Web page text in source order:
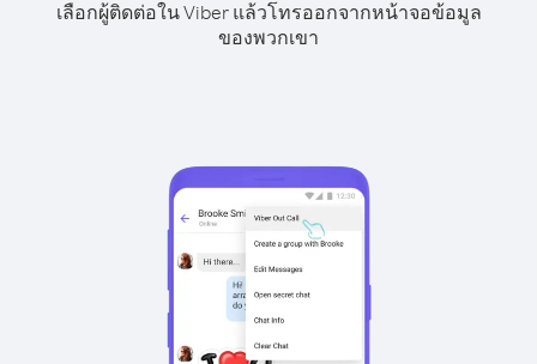
เลือกผู้ติดต่อใน Viber แล้วโทรออกจากหน้าจอข้อมูล
ของพวกเขา